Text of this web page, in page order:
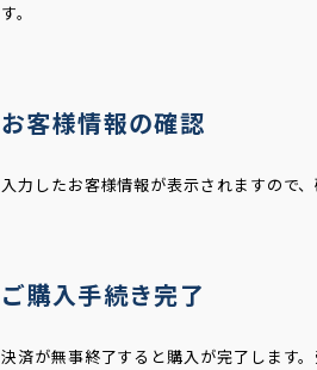
す。
お客様情報の確認
入力したお客様情報が表示されますので、
ご購入手続き完了
決済が無事終了すると購入が完了します